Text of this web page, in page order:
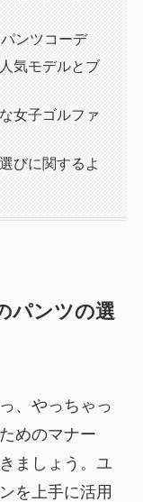
ンツコーデ
気モデルとブ
女子ゴルファ
びに関するよ
パンツの選
、やっちゃっ
めのマナー
ましょう。ユ
を上手に活用